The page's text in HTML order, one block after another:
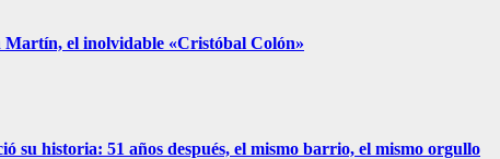
el inolvidable «Cristóbal Colón»
su historia: 51 años después, el mismo barrio, el mismo orgullo